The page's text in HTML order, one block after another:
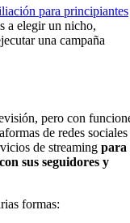
para principiantes
a elegir un nicho,
una campaña
pero con
de redes sociales
de streaming para
sus seguidores y
formas: